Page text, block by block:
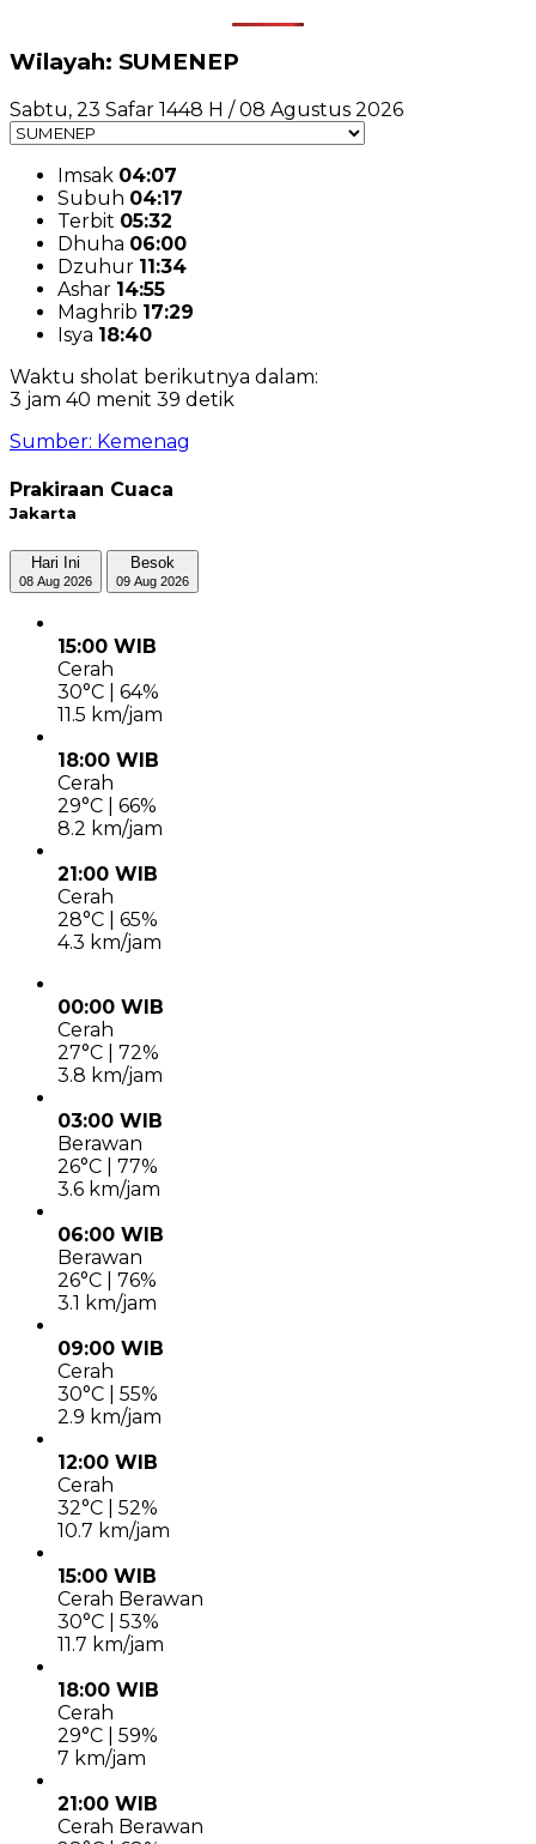
Wilayah: SUMENEP
Sabtu, 23 Safar 1448 H / 08 Agustus 2026
Imsak 04:07
Subuh 04:17
Terbit 05:32
Dhuha 06:00
Dzuhur 11:34
Ashar 14:55
Maghrib 17:29
Isya 18:40
Waktu sholat berikutnya dalam:
3 jam 40 menit 39 detik
Sumber: Kemenag
Prakiraan Cuaca
Jakarta
Hari Ini
08 Aug 2026
Besok
09 Aug 2026
15:00 WIB
Cerah
30°C | 64%
11.5 km/jam
18:00 WIB
Cerah
29°C | 66%
8.2 km/jam
21:00 WIB
Cerah
28°C | 65%
4.3 km/jam
00:00 WIB
Cerah
27°C | 72%
3.8 km/jam
03:00 WIB
Berawan
26°C | 77%
3.6 km/jam
06:00 WIB
Berawan
26°C | 76%
3.1 km/jam
09:00 WIB
Cerah
30°C | 55%
2.9 km/jam
12:00 WIB
Cerah
32°C | 52%
10.7 km/jam
15:00 WIB
Cerah Berawan
30°C | 53%
11.7 km/jam
18:00 WIB
Cerah
29°C | 59%
7 km/jam
21:00 WIB
Cerah Berawan